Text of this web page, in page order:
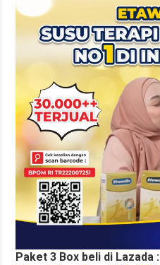
Paket 3 Box beli di Lazada :